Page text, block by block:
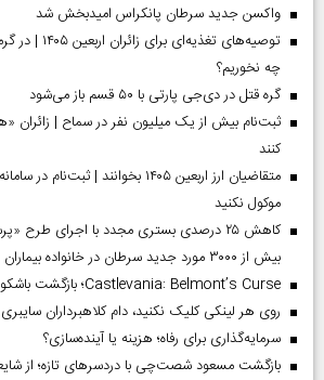
واکسن جدید سرطان پانکراس امیدبخش شد
توصیه‌های
چه نخوریم؟
گره قتل در دی‌جی پارتی با ۵۰ قسم باز می‌شود
ثبت‌نام بیش از یک میلیون نفر در سماح | زائران
کنند
متقاضیان ارز اربعین ۱۴۰۵ بخوانند |
موکول نکنید
کاهش ۲۵ درصدی بستری مجدد با اجرای طرح
بیش از ۳۰۰۰ مورد جدید سرطان در خانواده بیماران
Castlevania: Belmont’s Curse؛ بازگشت باشکوه شکارچیان خون‌آشام
روی هر لینکی کلیک نکنید، دام کلاهبرداران
سرمایه‌گذاری برای رفاه؛ هزینه یا آینده‌سازی؟
بازگشت مسعود شصت‌چی با دردسر‌های تازه؛ از